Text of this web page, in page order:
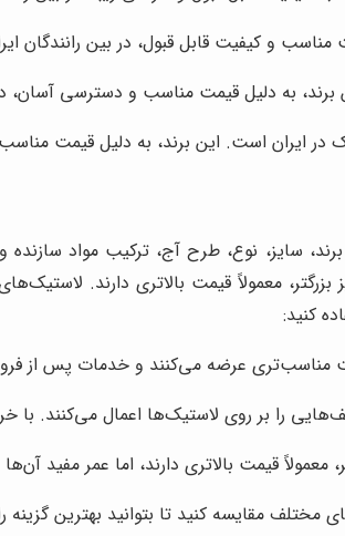
و کیفیت قابل قبول، در بین رانندگان
برند، به دلیل قیمت مناسب و دسترسی آسان،
در ایران است. این برند، به دلیل قیمت
سایز، نوع، طرح آج، ترکیب مواد سازنده
بزرگتر، معمولاً قیمت بالاتری دارند.
کنید:
مناسب‌تری عرضه می‌کنند و خدمات پس از
را بر روی لاستیک‌ها اعمال می‌کنند. با
معمولاً قیمت بالاتری دارند، اما عمر مفید
مقایسه کنید تا بتوانید بهترین